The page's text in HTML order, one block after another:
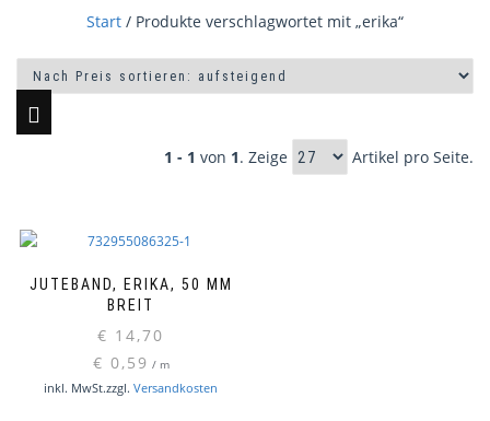
Start / Produkte verschlagwortet mit „erika“
1 - 1 von 1. Zeige Artikel pro Seite.
JUTEBAND, ERIKA, 50 MM
BREIT
€ 14,70
€ 0,59 / m
inkl. MwSt.zzgl. Versandkosten